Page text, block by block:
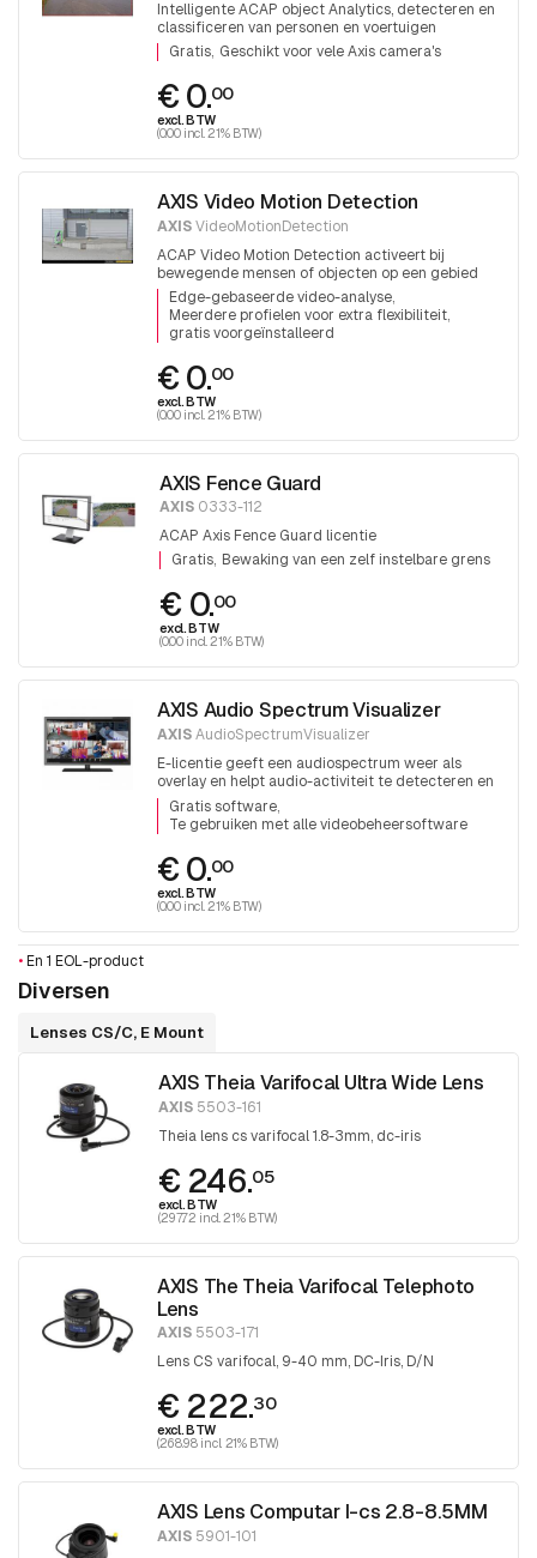
Intelligente ACAP object Analytics, detecteren en
classificeren van personen en voertuigen
Gratis Geschikt voor vele Axis camera's
€ 0.00
excl. BTW
(0.00 incl. 21% BTW)
AXIS Video Motion Detection
AXISVideoMotionDetection
ACAP Video Motion Detection activeert bij
bewegende mensen of objecten op een gebied
Edge-gebaseerde video-analyse
Meerdere profielen voor extra flexibiliteit
gratis voorgeïnstalleerd
€ 0.00
excl. BTW
(0.00 incl. 21% BTW)
AXIS Fence Guard
AXIS 0333-112
ACAP Axis Fence Guard licentie
Gratis Bewaking van een zelf instelbare grens
€ 0.00
excl. BTW
(0.00 incl. 21% BTW)
AXIS Audio Spectrum Visualizer
AXISAudioSpectrumVisualizer
E-licentie geeft een audiospectrum weer als
overlay en helpt audio-activiteit te detecteren en
te bepalen bij het gelijktijdig bewaken van
meerdere scènes.
Gratis software
Te gebruiken met alle videobeheersoftware
€ 0.00
excl. BTW
(0.00 incl. 21% BTW)
• En 1 EOL-product
Diversen
Lenses CS/C, E Mount
AXIS Theia Varifocal Ultra Wide Lens
AXIS5503-161
Theia lens cs varifocal 1.8-3mm, dc-iris
€ 246.05
excl. BTW
(297.72 incl. 21% BTW)
AXIS The Theia Varifocal Telephoto
Lens
AXIS 5503-171
Lens CS varifocal, 9-40 mm, DC-Iris, D/N
€ 222.30
excl. BTW
(268.98 incl. 21% BTW)
AXIS Lens Computar I-cs 2.8-8.5MM
AXIS 5901-101